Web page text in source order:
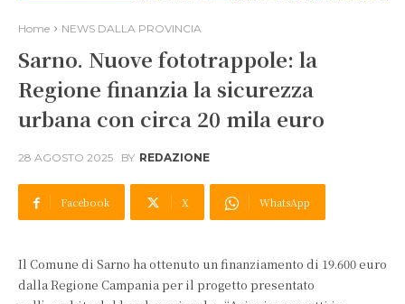
Home NEWS DALLA PROVINCIA
Sarno. Nuove fototrappole: la
Regione finanzia la sicurezza
urbana con circa 20 mila euro
28 AGOSTO 2025 BY REDAZIONE
Facebook X WhatsApp
Il Comune di Sarno ha ottenuto un finanziamento di 19.600 euro
dalla Regione Campania per il progetto presentato